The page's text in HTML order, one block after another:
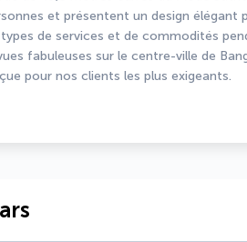
et présentent un design élégant
de services et de commodités
fabuleuses sur le centre-ville de
pour nos clients les plus exigeants.